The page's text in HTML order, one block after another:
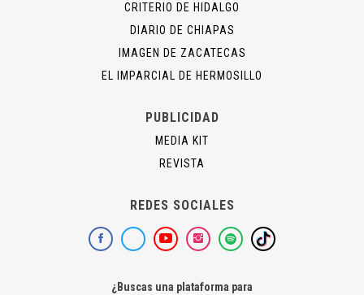
CRITERIO DE HIDALGO
DIARIO DE CHIAPAS
IMAGEN DE ZACATECAS
EL IMPARCIAL DE HERMOSILLO
PUBLICIDAD
MEDIA KIT
REVISTA
REDES SOCIALES
¿Buscas una plataforma para